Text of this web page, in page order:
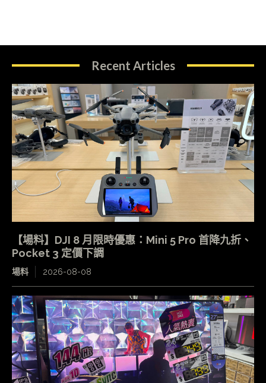
Recent Articles
【場料】DJI 8 月限時優惠：Mini 5 Pro 首降九折、
Pocket 3 定價下調
場料 2026-08-08